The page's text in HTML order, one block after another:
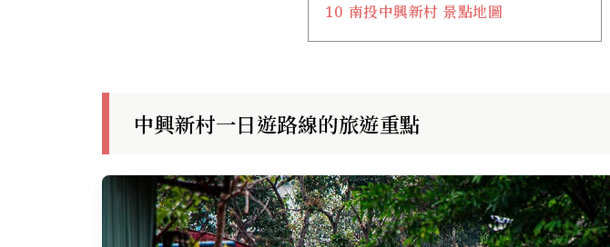
10 南投中興新村 景點地圖
中興新村一日遊路線的旅遊重點